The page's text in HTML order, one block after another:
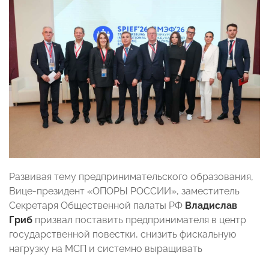
Развивая тему предпринимательского образования,
Вице-президент «ОПОРЫ РОССИИ», заместитель
Секретаря Общественной палаты РФ Владислав
Гриб призвал поставить предпринимателя в центр
государственной повестки, снизить фискальную
нагрузку на МСП и системно выращивать